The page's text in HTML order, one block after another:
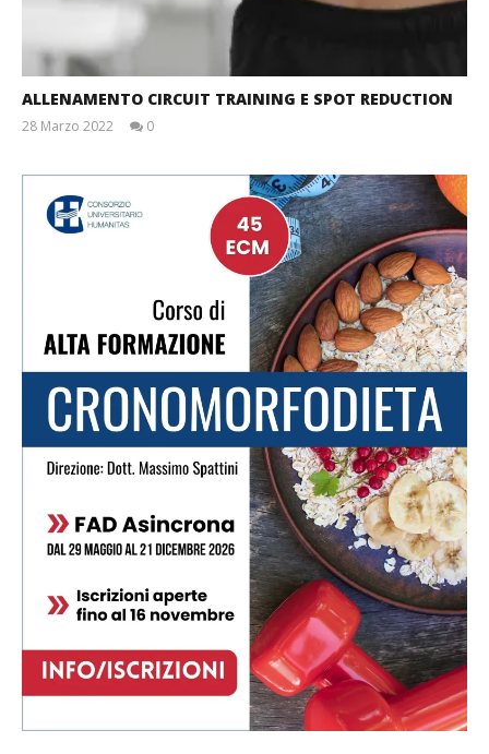
ALLENAMENTO CIRCUIT TRAINING E SPOT REDUCTION
28 Marzo 2022
0